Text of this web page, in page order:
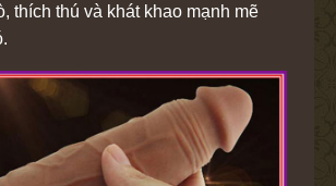
thích thú và khát khao mạnh mẽ